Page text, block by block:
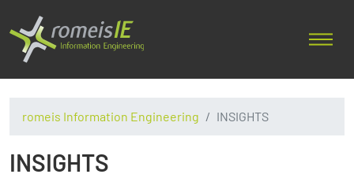
romeis Information Engineering INSIGHTS
INSIGHTS